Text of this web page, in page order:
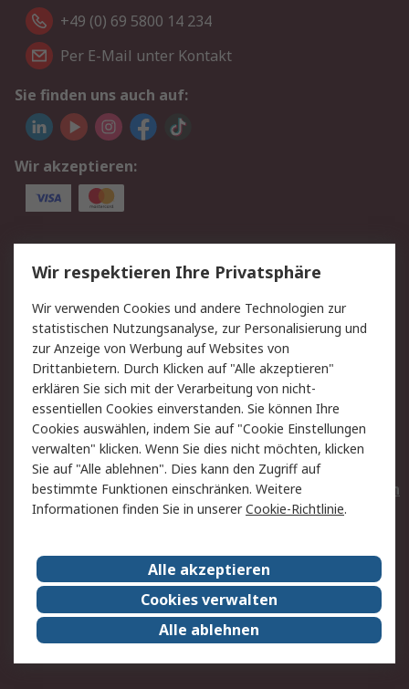
+49 (0) 69 5800 14 234
Per E-Mail unter Kontakt
Sie finden uns auch auf:
Wir akzeptieren:
Service
Value Added Services
Lieferlösungen
Rücksendungen
Kontakt
Hilfe
Privatkunden
Rechtliches
AGB
Datenschutz
Cookie-Richtlinie
Zahlungsbedingungen
Copyright/Impressum
Entsorgung
Elektrogeräte/Batterien
RS weltweit
Karriere bei RS
Nachhaltigkeit
Qualität/Umwelt/ZertifikatePresse-Center
Event-Center
Wir respektieren Ihre Privatsphäre
Wir verwenden Cookies und andere Technologien zur
statistischen Nutzungsanalyse, zur Personalisierung und
zur Anzeige von Werbung auf Websites von
Drittanbietern. Durch Klicken auf "Alle akzeptieren"
erklären Sie sich mit der Verarbeitung von nicht-
essentiellen Cookies einverstanden. Sie können Ihre
Cookies auswählen, indem Sie auf "Cookie Einstellungen
verwalten" klicken. Wenn Sie dies nicht möchten, klicken
Sie auf "Alle ablehnen". Dies kann den Zugriff auf
bestimmte Funktionen einschränken. Weitere
Informationen finden Sie in unsererCookie-Richtlinie.
Alle akzeptieren
Cookies verwalten
Alle ablehnen